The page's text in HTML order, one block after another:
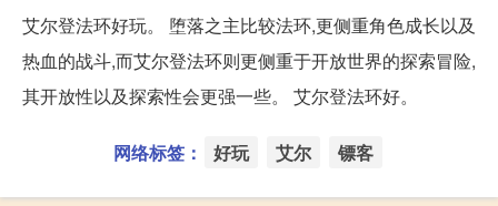
艾尔登法环好玩。 堕落之主比较法环,更侧重角色成长以及
热血的战斗,而艾尔登法环则更侧重于开放世界的探索冒险,
其开放性以及探索性会更强一些。 艾尔登法环好。
网络标签： 好玩 艾尔 镖客